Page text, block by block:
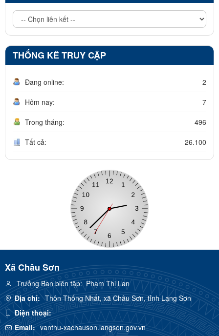
THỐNG KÊ TRUY CẬP
Đang online: 2
Hôm nay: 7
Trong tháng: 496
Tất cả: 26.100
Xã Châu Sơn
Trưởng Ban biên tập:Phạm Thị Lan
Địa chỉ: Thôn Thống Nhất, xã Châu Sơn, tỉnh Lạng Sơn
Điện thoại:
Email: vanthu-xachauson.langson.gov.vn